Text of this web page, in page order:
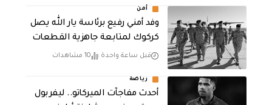
أمن
وفد أمني رفيع برئاسة يار الله يصل
كركوك لمتابعة جاهزية القطعات
قبل ساعة واحدة 10 مشاهدات
رياضة
أحدث مفاجآت الميركاتو.. ليفربول